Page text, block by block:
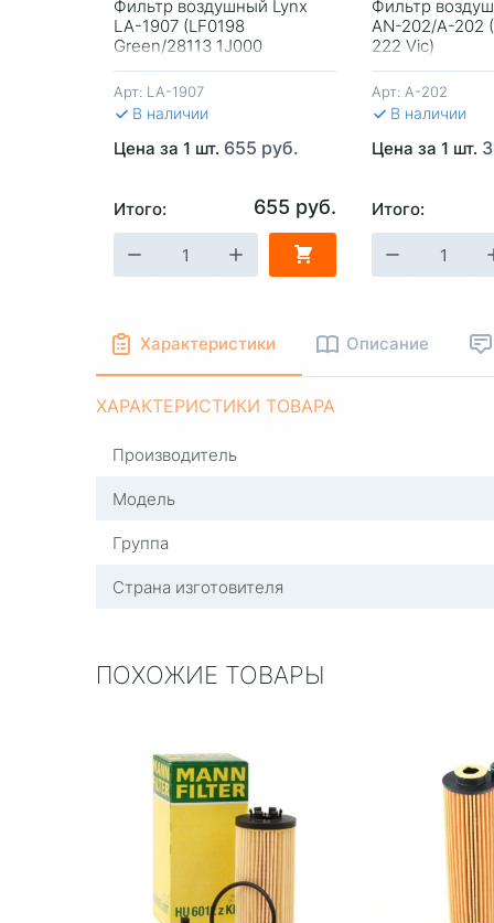
Фильтр воздушный Lynx
LA-1907 (LF0198
Green/28113 1J000
Арт: LA-1907
В наличии
Цена за 1 шт. 655 руб.
Итого: 655 руб.
Фильтр
AN-202/A-202
222 Vic)
Арт: A-202
В наличии
Цена за 1 шт.
Итого:
+ В КОРЗИНУ - + В
Характеристики Описание
ХАРАКТЕРИСТИКИ ТОВАРА
Производитель
Модель
Группа
Страна изготовителя
ПОХОЖИЕ ТОВАРЫ